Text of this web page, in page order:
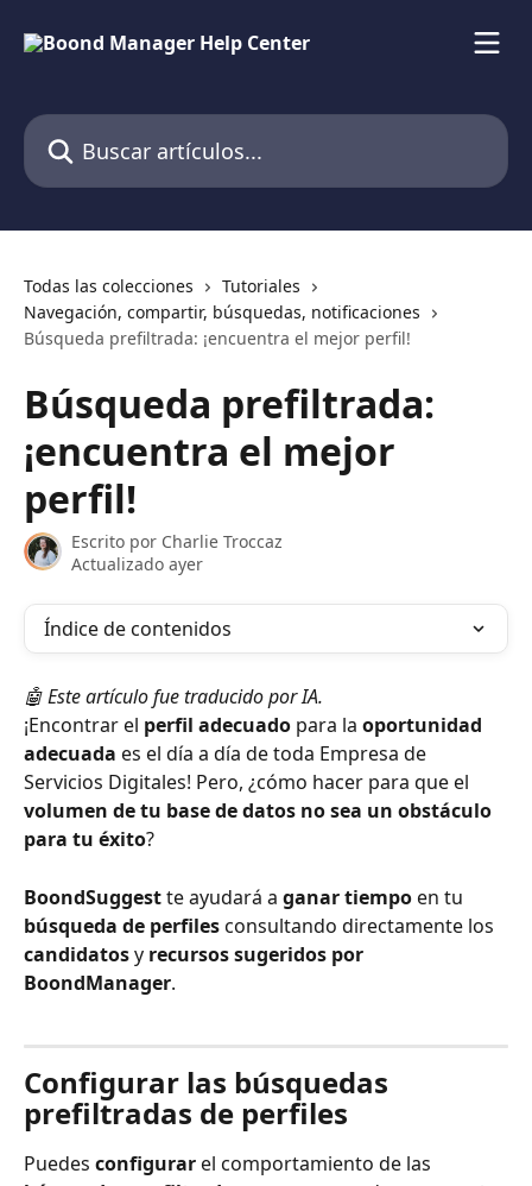
Buscar artículos...
Todas las colecciones
Tutoriales
Navegación, compartir, búsquedas, notificaciones
Búsqueda prefiltrada: ¡encuentra el mejor perfil!
Búsqueda prefiltrada:
¡encuentra el mejor
perfil!
Escrito por Charlie Troccaz
Actualizado ayer
Índice de contenidos
🤖 Este artículo fue traducido por IA.
¡Encontrar el perfil adecuado para la oportunidad
adecuada es el día a día de toda Empresa de
Servicios Digitales! Pero, ¿cómo hacer para que el
volumen de tu base de datos no sea un obstáculo
para tu éxito?
BoondSuggest te ayudará a ganar tiempo en tu
búsqueda de perfiles consultando directamente los
candidatos y recursossugeridos por
BoondManager.
Configurar las búsquedas
prefiltradas de perfiles
Puedes configurar el comportamiento de las